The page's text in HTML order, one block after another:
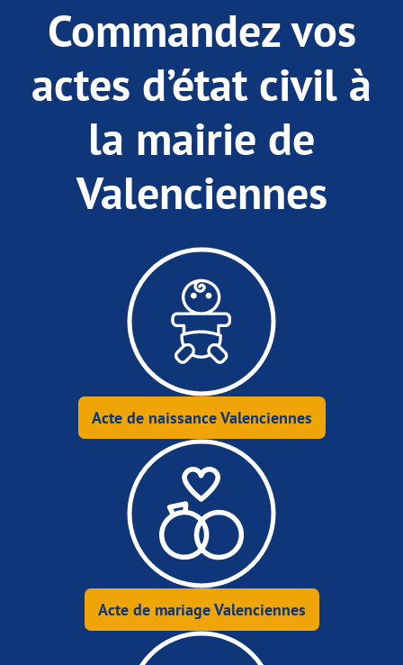
Commandez vos
actes d’état civil à
la mairie de
Valenciennes
Acte de naissance Valenciennes
Acte de mariage Valenciennes